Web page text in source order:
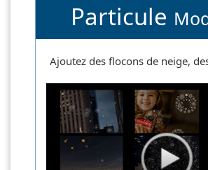
Particule
Ajoutez des flocons de neige,